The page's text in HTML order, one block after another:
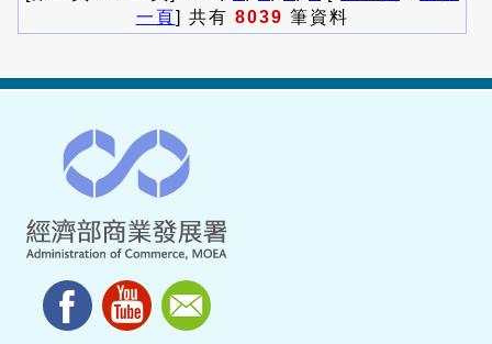
一頁] 共有 8039 筆資料